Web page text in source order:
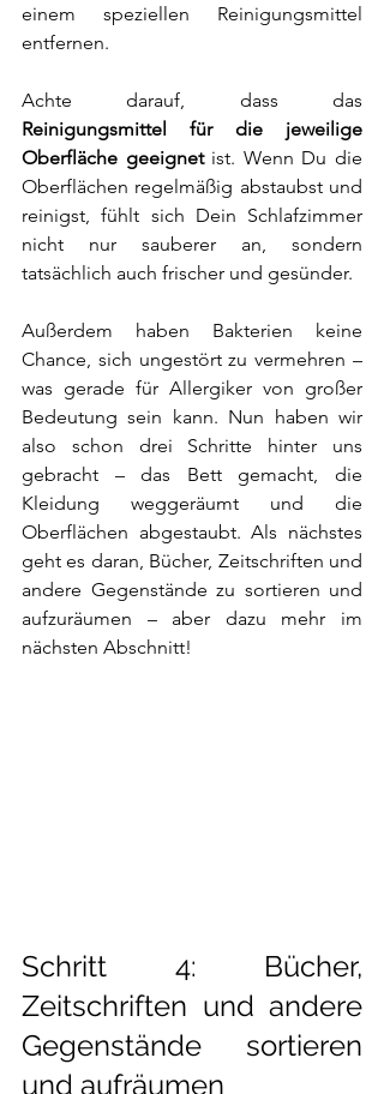
einem speziellen Reinigungsmittel
entfernen.
Reinigungsmittel für die jeweilige
Oberfläche geeignet ist. Wenn Du die
Oberflächen regelmäßig abstaubst und
reinigst, fühlt sich Dein Schlafzimmer
nicht nur sauberer an, sondern
tatsächlich auch frischer und gesünder.
Außerdem haben Bakterien keine
Chance, sich ungestört zu vermehren –
was gerade für Allergiker von großer
Bedeutung sein kann. Nun haben wir
also schon drei Schritte hinter uns
gebracht – das Bett gemacht, die
Kleidung weggeräumt und die
Oberflächen abgestaubt. Als nächstes
geht es daran, Bücher, Zeitschriften und
andere Gegenstände zu sortieren und
aufzuräumen – aber dazu mehr im
nächsten Abschnitt!
Schritt 4: Bücher,
Zeitschriften und andere
Gegenstände sortieren
und aufräumen